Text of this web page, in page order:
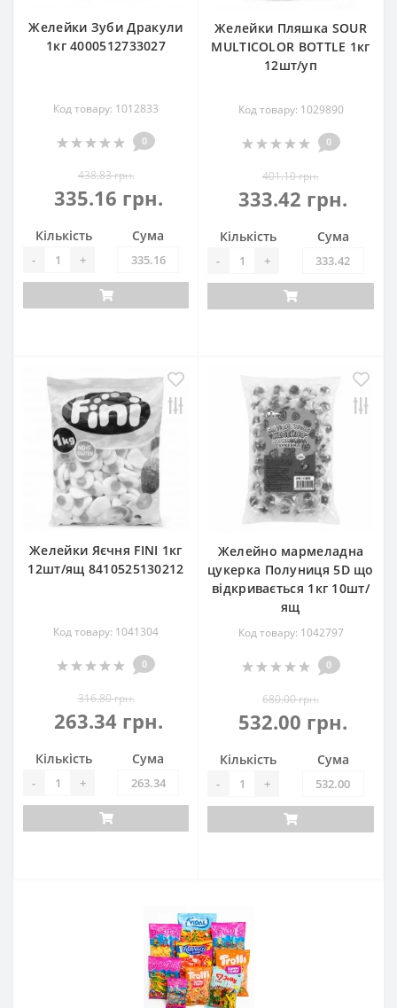
Желейки Зуби Дракули
1кг 4000512733027
Код товару: 1012833
0
438.83 грн.
335.16 грн.
Кількість
- +
Сума
Желейки Пляшка SOUR
MULTICOLOR BOTTLE 1кг
12шт/уп
Код товару: 1029890
0
401.10 грн.
333.42 грн.
Кількість
- +
Сума
Желейки Яєчня FINI 1кг
12шт/ящ 8410525130212
Код товару: 1041304
0
316.80 грн.
263.34 грн.
Кількість
- +
Сума
Желейно мармеладна
цукерка Полуниця 5D що
відкривається 1кг 10шт/
ящ
Код товару: 1042797
0
680.00 грн.
532.00 грн.
Кількість
- +
Сума